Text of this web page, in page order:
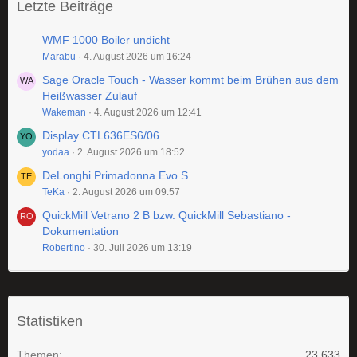
Letzte Beiträge
WMF 1000 Boiler undicht
Marabu 4. August 2026 um 16:24
Sage Oracle Touch - Wasser kommt beim Brühen aus dem
Heißwasser Zulauf
Wakeman 4. August 2026 um 12:41
Display CTL636ES6/06
yodaa 2. August 2026 um 18:52
DeLonghi Primadonna Evo S
TeKa 2. August 2026 um 09:57
QuickMill Vetrano 2 B bzw. QuickMill Sebastiano -
Dokumentation
Robertino 30. Juli 2026 um 13:19
Statistiken
Themen 23.633